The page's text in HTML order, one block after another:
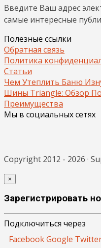
Введите Ваш адрес
самые интересные
Полезные ссылки
Обратная связь
Политика
Статьи
Чем Утеплить Баню
Шины Triangle: Обзор
Преимущества
Мы в социальных сетях
Copyright 2012 - 2026 ·
×
Зарегистрировать
Подключиться через
FacebookGoogle